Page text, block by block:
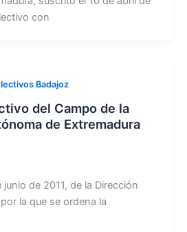
con
Badajoz
del Campo de la
de Extremadura
de 2011, de la Dirección
la que se ordena la